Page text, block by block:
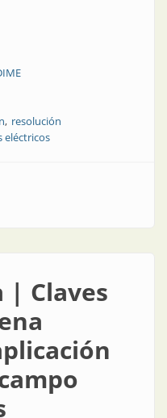
resolución
eléctricos
Resolución 508/2015 para la
| Claves